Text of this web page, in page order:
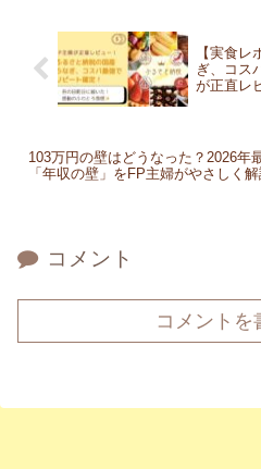
【実食
ぎ、コス
が正直レ
103万円の壁はどうなった？2026年
「年収の壁」をFP主婦がやさしく解
コメント
コメントを